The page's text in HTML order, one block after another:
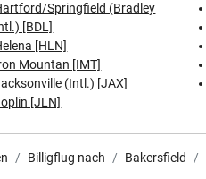
Springfield (Bradley
[BDL]
[HLN]
Mountan [IMT]
(Intl.) [JAX]
[JLN]
Billigflug nach Bakersfield